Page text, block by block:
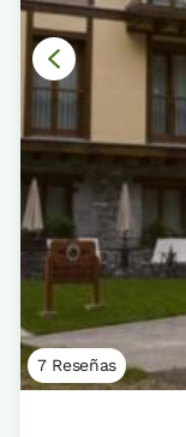
7 Reseñas